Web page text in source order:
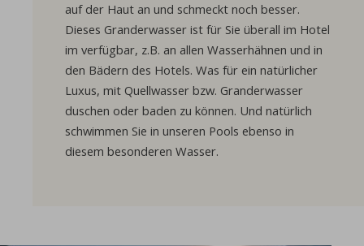
auf der Haut an und schmeckt noch besser.
Dieses Granderwasser ist für Sie überall im Hotel
im verfügbar, z.B. an allen Wasserhähnen und in
den Bädern des Hotels. Was für ein natürlicher
Luxus, mit Quellwasser bzw. Granderwasser
duschen oder baden zu können. Und natürlich
schwimmen Sie in unseren Pools ebenso in
diesem besonderen Wasser.